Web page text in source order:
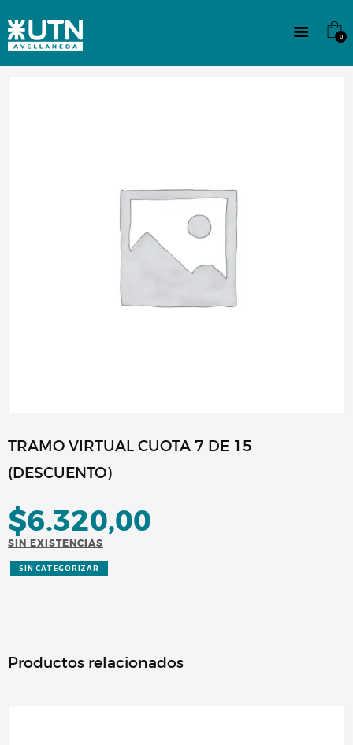
0
CULTURA
TRAMO VIRTUAL CUOTA 7 DE 15
(DESCUENTO)
$6.320,00
SIN EXISTENCIAS
SIN CATEGORIZAR
Productos relacionados